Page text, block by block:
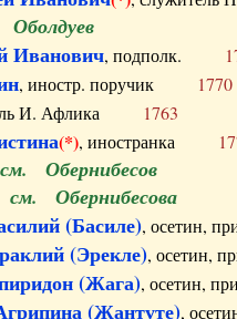
Иванович, подполк.
, иностр. поручик 1770
И. Афлика 1763
(*), иностранка
Обернибесов
см. Обернибесова
(Басиле), осетин,
(Эрекле), осетин,
(Жага), осетин,
(Жантуте),